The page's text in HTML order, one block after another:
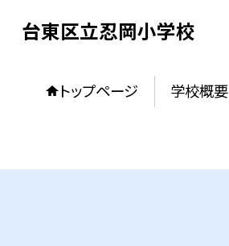
台東区立忍岡小学校
トップページ 学校概要